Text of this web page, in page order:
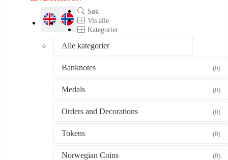
Søk
Vis alle
Kategorier
Alle kategorier
Banknotes (0)
Medals (0)
Orders and Decorations (0)
Tokens (0)
Norwegian Coins (0)